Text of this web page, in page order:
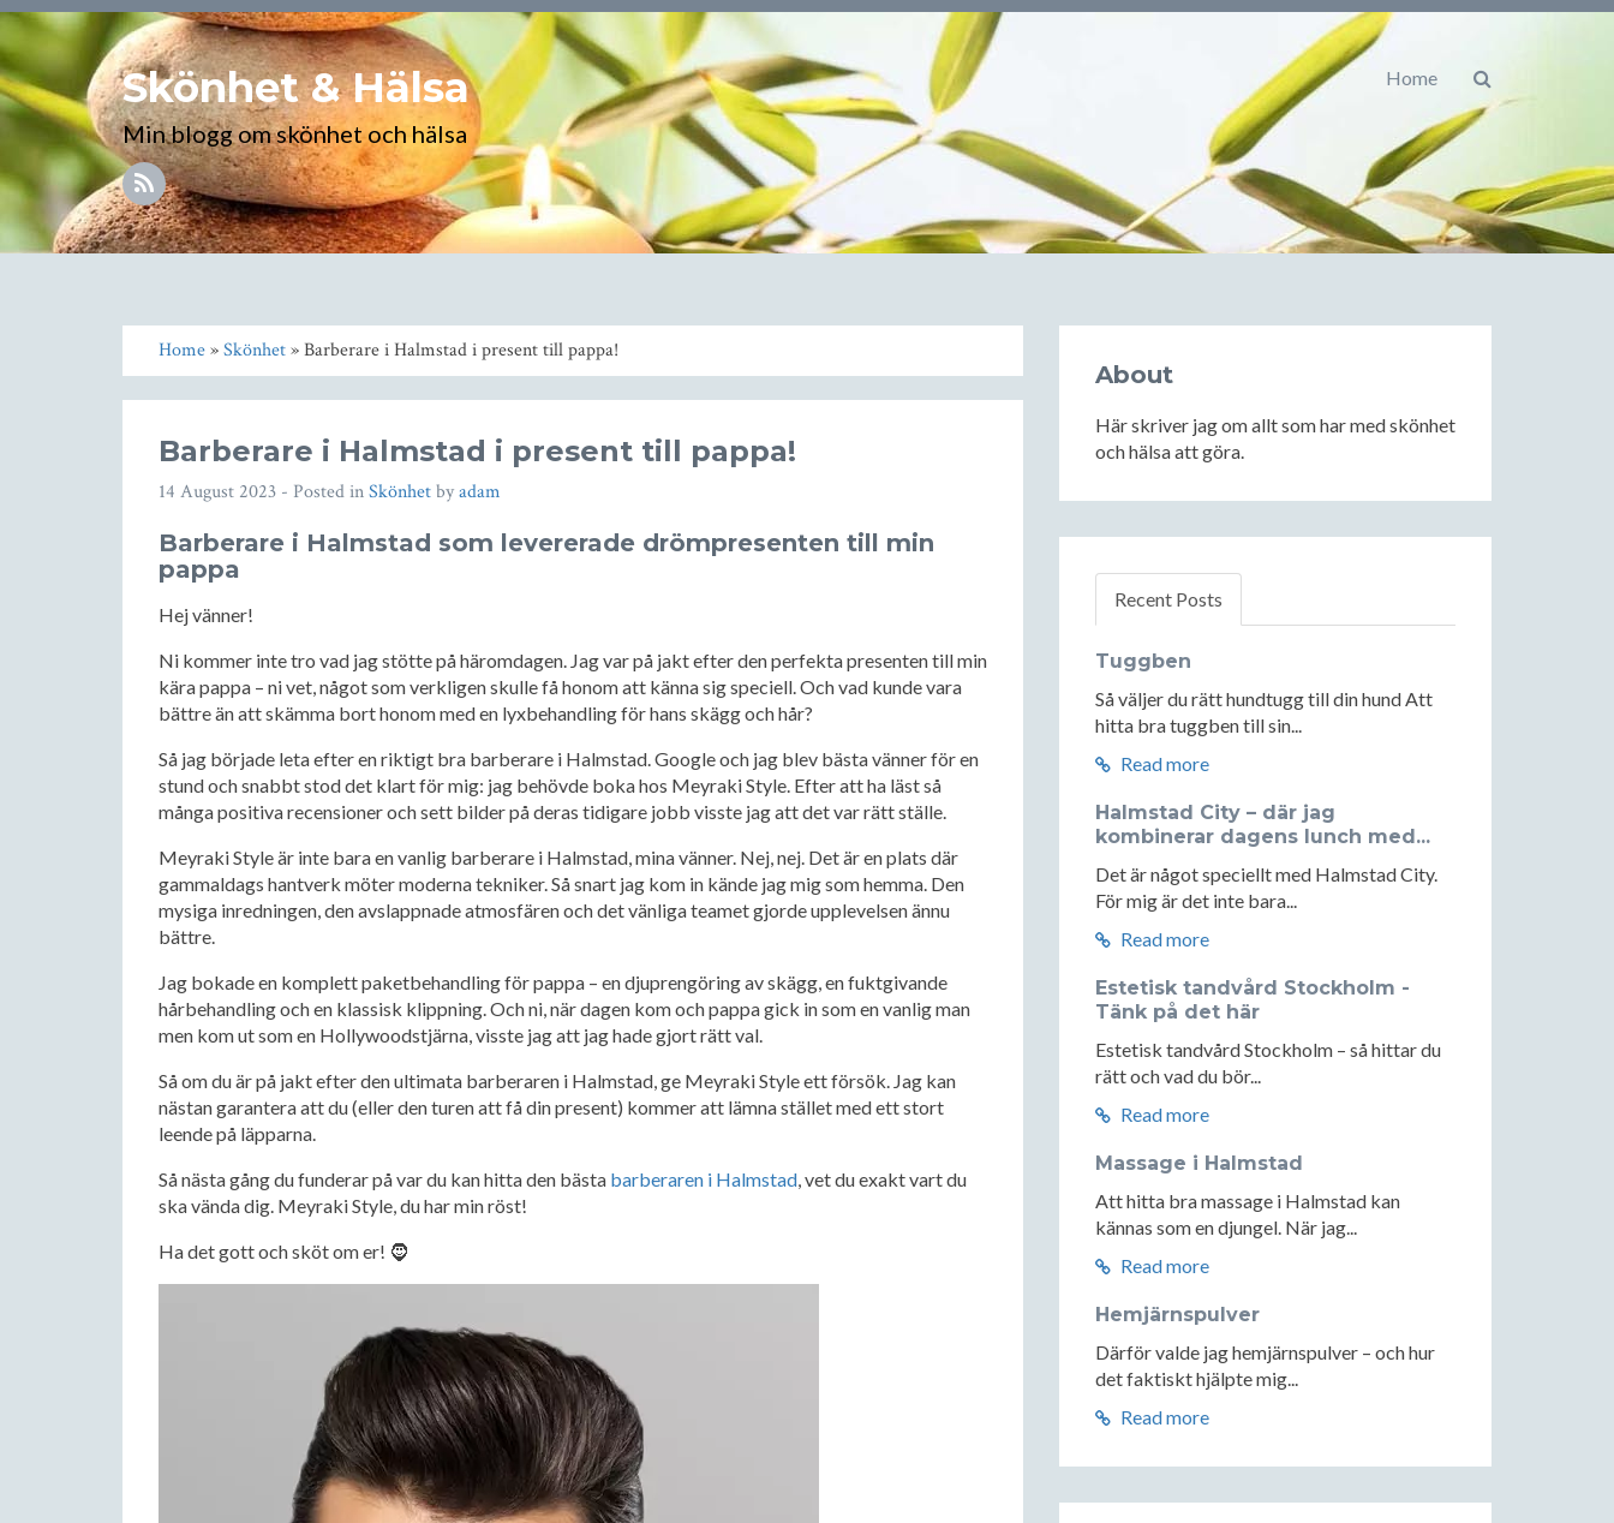
Skönhet & Hälsa
Min blogg om skönhet och hälsa
Home
Home»Skönhet» Barberare i Halmstad i present till pappa!
Barberare i Halmstad i present till pappa!
14 August 2023 - Posted inSkönhetbyadam
Barberare i Halmstad som levererade drömpresenten till min
pappa
Hej vänner!
Ni kommer inte tro vad jag stötte på häromdagen. Jag var på jakt efter den perfekta presenten till min
kära pappa – ni vet, något som verkligen skulle få honom att känna sig speciell. Och vad kunde vara
bättre än att skämma bort honom med en lyxbehandling för hans skägg och hår?
Så jag började leta efter en riktigt bra barberare i Halmstad. Google och jag blev bästa vänner för en
stund och snabbt stod det klart för mig: jag behövde boka hos Meyraki Style. Efter att ha läst så
många positiva recensioner och sett bilder på deras tidigare jobb visste jag att det var rätt ställe.
Meyraki Style är inte bara en vanlig barberare i Halmstad, mina vänner. Nej, nej. Det är en plats där
gammaldags hantverk möter moderna tekniker. Så snart jag kom in kände jag mig som hemma. Den
mysiga inredningen, den avslappnade atmosfären och det vänliga teamet gjorde upplevelsen ännu
bättre.
Jag bokade en komplett paketbehandling för pappa – en djuprengöring av skägg, en fuktgivande
hårbehandling och en klassisk klippning. Och ni, när dagen kom och pappa gick in som en vanlig man
men kom ut som en Hollywoodstjärna, visste jag att jag hade gjort rätt val.
Så om du är på jakt efter den ultimata barberaren i Halmstad, ge Meyraki Style ett försök. Jag kan
nästan garantera att du (eller den turen att få din present) kommer att lämna stället med ett stort
leende på läpparna.
Så nästa gång du funderar på var du kan hitta den bästa barberaren i Halmstad, vet du exakt vart du
ska vända dig. Meyraki Style, du har min röst!
Ha det gott och sköt om er! 🧔
About
Här skriver jag om allt som har med skönhet
och hälsa att göra.
Recent Posts
Tuggben
Så väljer du rätt hundtugg till din hund Att
hitta bra tuggben till sin...
Read more
Halmstad City – där jag
kombinerar dagens lunch med...
Det är något speciellt med Halmstad City.
För mig är det inte bara...
Read more
Estetisk tandvård Stockholm -
Tänk på det här
Estetisk tandvård Stockholm – så hittar du
rätt och vad du bör...
Read more
Massage i Halmstad
Att hitta bra massage i Halmstad kan
kännas som en djungel. När jag...
Read more
Hemjärnspulver
Därför valde jag hemjärnspulver – och hur
det faktiskt hjälpte mig...
Read more